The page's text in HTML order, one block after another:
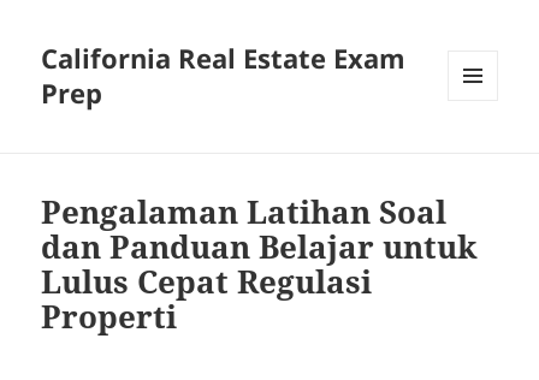
California Real Estate Exam
Prep
Pengalaman Latihan Soal
dan Panduan Belajar untuk
Lulus Cepat Regulasi
Properti